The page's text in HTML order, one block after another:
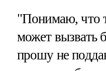
"Понимаю, что
может вызвать
прошу не